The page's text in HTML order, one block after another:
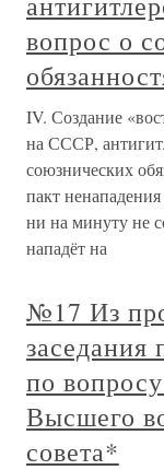
вопрос о
IV. Создание
на СССР,
союзнических
пакт
ни на минуту не
нападёт на
№17 Из
по
Высшего
совета*